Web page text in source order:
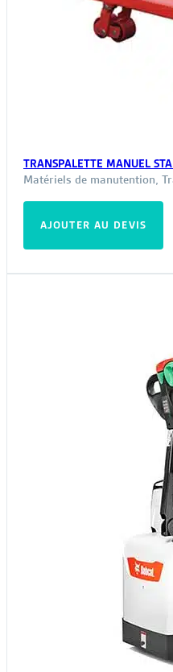
TRANSPALETTE MANUEL
Matériels de manutention,
AJOUTER AU DEVIS